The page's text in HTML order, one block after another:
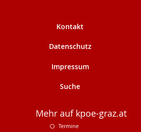
Kontakt
Datenschutz
Impressum
Suche
Mehr auf kpoe-graz.at
Termine